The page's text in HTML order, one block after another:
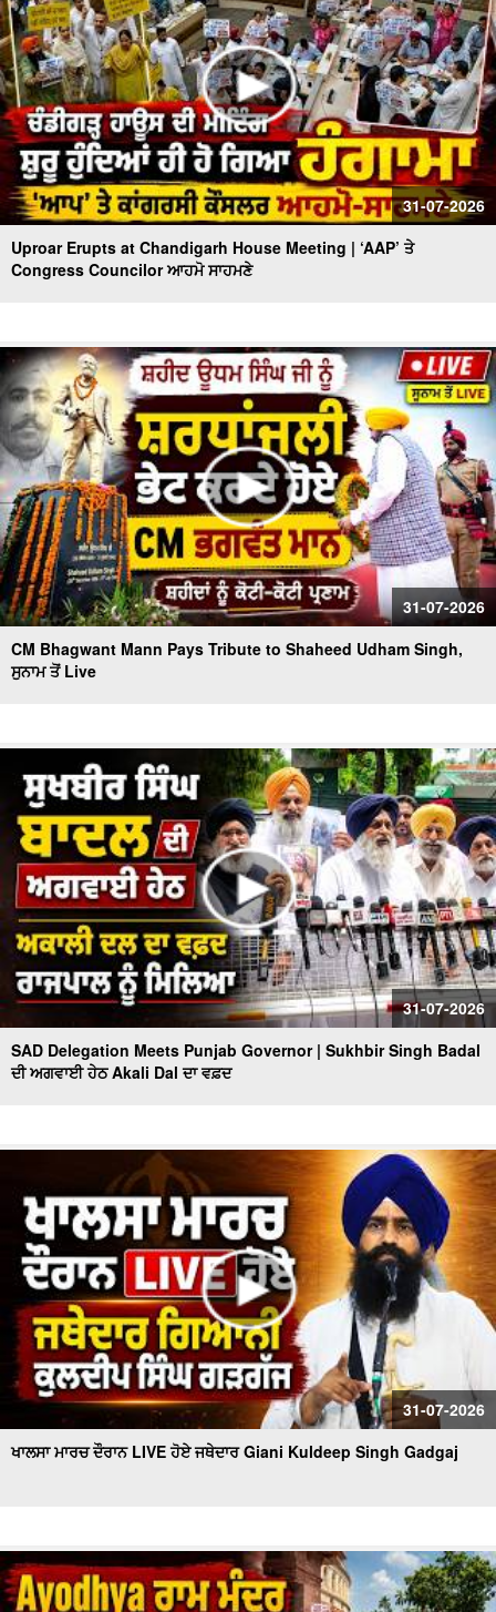
31-07-2026
Uproar Erupts at Chandigarh House Meeting | ‘AAP’ ਤੇ
Congress Councilor ਆਹਮੋ ਸਾਹਮਣੇ
31-07-2026
CM Bhagwant Mann Pays Tribute to Shaheed Udham Singh,
ਸੁਨਾਮ ਤੋਂ Live
31-07-2026
SAD Delegation Meets Punjab Governor | Sukhbir Singh Badal
ਦੀ ਅਗਵਾਈ ਹੇਠ Akali Dal ਦਾ ਵਫ਼ਦ
31-07-2026
ਖਾਲਸਾ ਮਾਰਚ ਦੌਰਾਨ LIVE ਹੋਏ ਜਥੇਦਾਰ Giani Kuldeep Singh Gadgaj